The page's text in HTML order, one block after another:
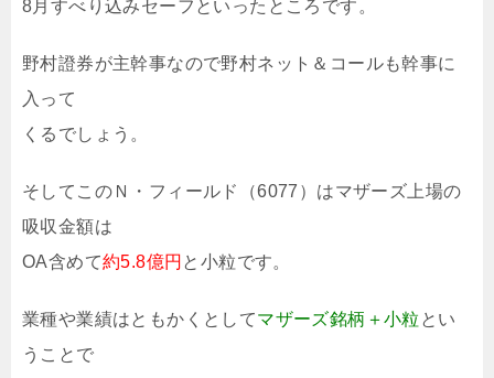
8月すべり込みセーフといったところです。
野村證券が主幹事なので野村ネット＆コールも幹事に
入って
くるでしょう。
そしてこのＮ・フィールド（6077）はマザーズ上場の
吸収金額は
OA含めて約5.8億円 と小粒です。
業種や業績はともかくとしてマザーズ銘柄＋小粒 とい
うことで